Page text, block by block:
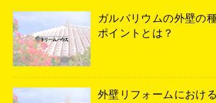
ガルバリウムの外壁の
ポイントとは？
外壁リフォームにおけ